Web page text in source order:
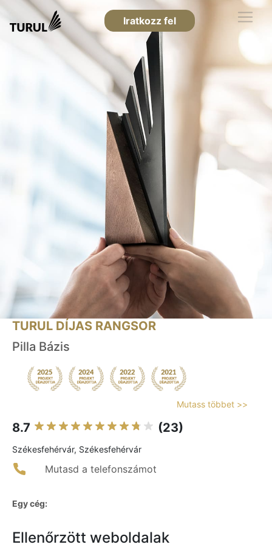
Iratkozz fel
TURUL DÍJAS RANGSOR
Pilla Bázis
Mutass többet >>
8.7 (23)
Székesfehérvár, Székesfehérvár
Mutasd a telefonszámot
Egy cég:
Ellenőrzött weboldalak